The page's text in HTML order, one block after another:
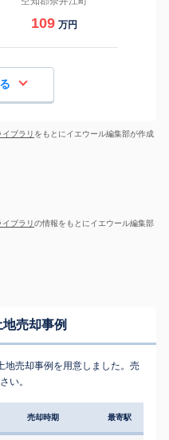
109 万円
ブラリ をもとにイエウール編集部が作成
ブラリの情報をもとにイエウール編集部
売却事例
地売却事例を用意しました。売
い。
売却時期 最寄駅